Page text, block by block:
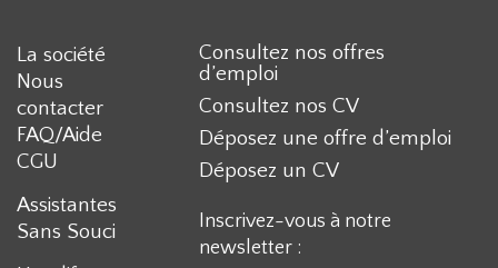
La société
Nous
contacter
FAQ/Aide
CGU
Assistantes
Sans Souci
Consultez nos offres
d’emploi
Consultez nos CV
Déposez une offre d’emploi
Déposez un CV
Inscrivez-vous à notre
newsletter :